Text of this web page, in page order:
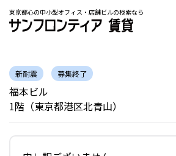
東京都心の中小型オフィス・店舗ビルの検索なら
新耐震 募集終了
福本ビル
1階（東京都港区北青山）